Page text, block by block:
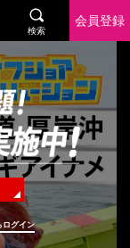
検索
会員登録
ログイン